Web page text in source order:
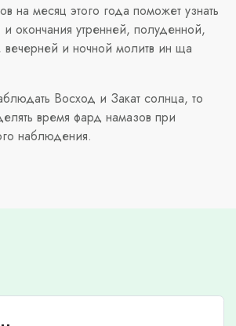
на месяц этого года поможет узнать
и окончания утренней, полуденной,
и ночной молитв ин ща
Восход и Закат солнца, то
время фард намазов при
наблюдения.